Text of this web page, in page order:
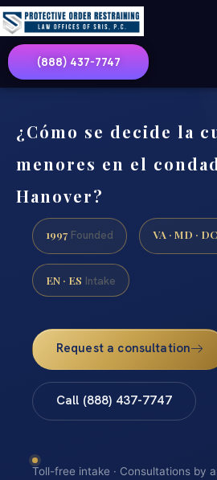
(888) 437-7747
¿Cómo se decide la
menores en el
Hanover?
1997 Founded VA · MD · DC
EN · ES Intake
Request a consultation
Call (888) 437-7747
Toll-free intake · Consultations by